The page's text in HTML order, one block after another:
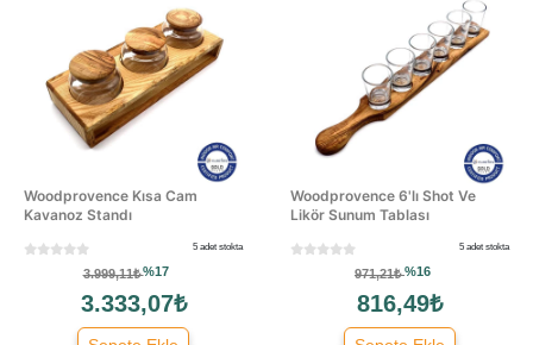
Woodprovence Kısa Cam
Kavanoz Standı
5 adet stokta
3.999,11₺%17
3.333,07₺
Woodprovence 6'lı Shot Ve
Likör Sunum Tablası
5 adet stokta
971,21₺%16
816,49₺